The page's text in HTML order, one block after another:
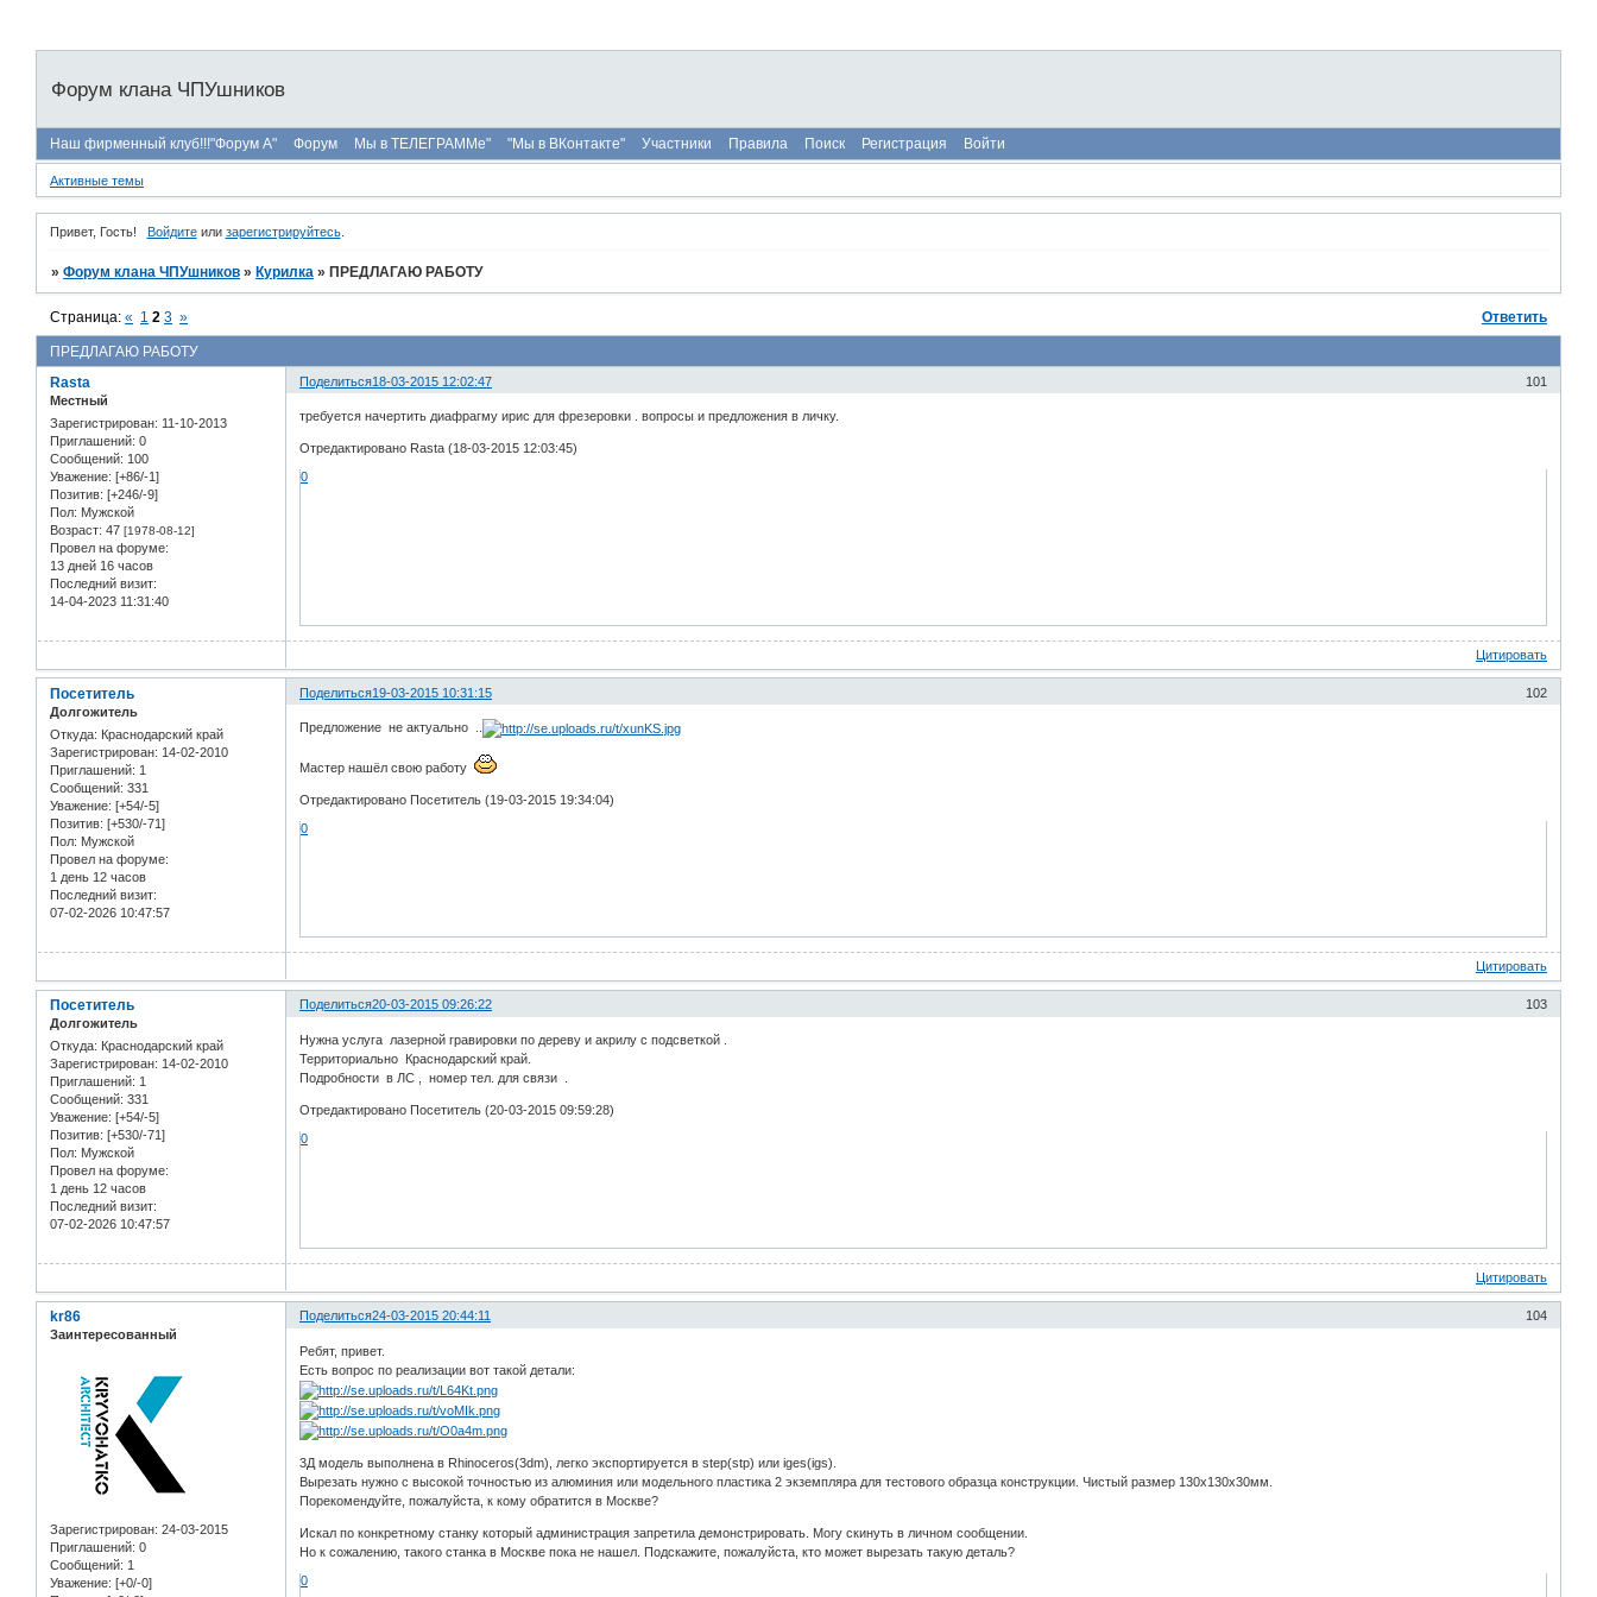
Форум клана ЧПУшников
Наш фирменный клуб!!!"Форум А" Форум Мы в ТЕЛЕГРАММе" "Мы в ВКонтакте" Участники Правила Поиск Регистрация Войти
Активные темы
Привет, Гость! Войдитеили зарегистрируйтесь.
»Форум клана ЧПУшников » Курилка » ПРЕДЛАГАЮ РАБОТУ
ПРЕДЛАГАЮ РАБОТУ
Страница:« 1 2 3 » Ответить
Поделиться 101
18-03-2015 12:02:47
Rasta
Местный
Зарегистрирован: 11-10-2013
Приглашений: 0
Сообщений: 100
Уважение: [+86/-1]
Позитив: [+246/-9]
Пол: Мужской
Возраст: 47 [1978-08-12]
Провел на форуме:
13 дней 16 часов
Последний визит:
14-04-2023 11:31:40
требуется начертить диафрагму ирис для фрезеровки . вопросы и предложения в личку.
Отредактировано Rasta (18-03-2015 12:03:45)
0
Цитировать
Поделиться 102
19-03-2015 10:31:15
Посетитель
Долгожитель
Откуда: Краснодарский край
Зарегистрирован: 14-02-2010
Приглашений: 1
Сообщений: 331
Уважение: [+54/-5]
Позитив: [+530/-71]
Пол: Мужской
Провел на форуме:
1 день 12 часов
Последний визит:
07-02-2026 10:47:57
Предложение не актуально ..
Мастер нашёл свою работу
Отредактировано Посетитель (19-03-2015 19:34:04)
0
Цитировать
Поделиться 103
20-03-2015 09:26:22
Посетитель
Долгожитель
Откуда: Краснодарский край
Зарегистрирован: 14-02-2010
Приглашений: 1
Сообщений: 331
Уважение: [+54/-5]
Позитив: [+530/-71]
Пол: Мужской
Провел на форуме:
1 день 12 часов
Последний визит:
07-02-2026 10:47:57
Нужна услуга лазерной гравировки по дереву и акрилу с подсветкой .
Территориально Краснодарский край.
Подробности в ЛС , номер тел. для связи .
Отредактировано Посетитель (20-03-2015 09:59:28)
0
Цитировать
Поделиться 104
24-03-2015 20:44:11
kr86
Заинтересованный
Зарегистрирован: 24-03-2015
Приглашений: 0
Сообщений: 1
Уважение: [+0/-0]
Ребят, привет.
Есть вопрос по реализации вот такой детали:
3Д модель выполнена в Rhinoceros(3dm), легко экспортируется в step(stp) или iges(igs).
Вырезать нужно с высокой точностью из алюминия или модельного пластика 2 экземпляра для тестового образца конструкции. Чистый размер 130х130х30мм.
Порекомендуйте, пожалуйста, к кому обратится в Москве?
Искал по конкретному станку который администрация запретила демонстрировать. Могу скинуть в личном сообщении.
Но к сожалению, такого станка в Москве пока не нашел. Подскажите, пожалуйста, кто может вырезать такую деталь?
0